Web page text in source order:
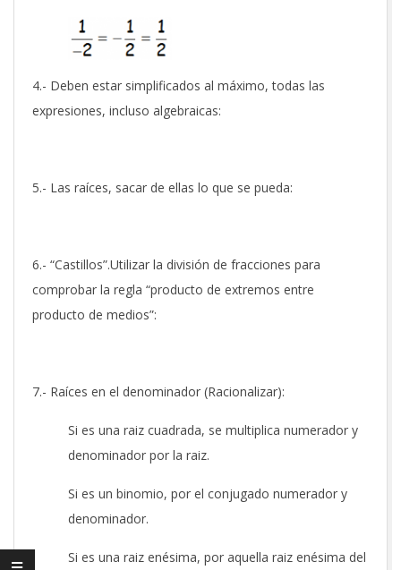
4.- Deben estar simplificados al máximo, todas las
expresiones, incluso algebraicas:
5.- Las raíces, sacar de ellas lo que se pueda:
6.- “Castillos”.Utilizar la división de fracciones para
comprobar la regla “producto de extremos entre
producto de medios”:
7.- Raíces en el denominador (Racionalizar):
Si es una raiz cuadrada, se multiplica numerador y
denominador por la raiz.
Si es un binomio, por el conjugado numerador y
denominador.
Si es una raiz enésima, por aquella raiz enésima del